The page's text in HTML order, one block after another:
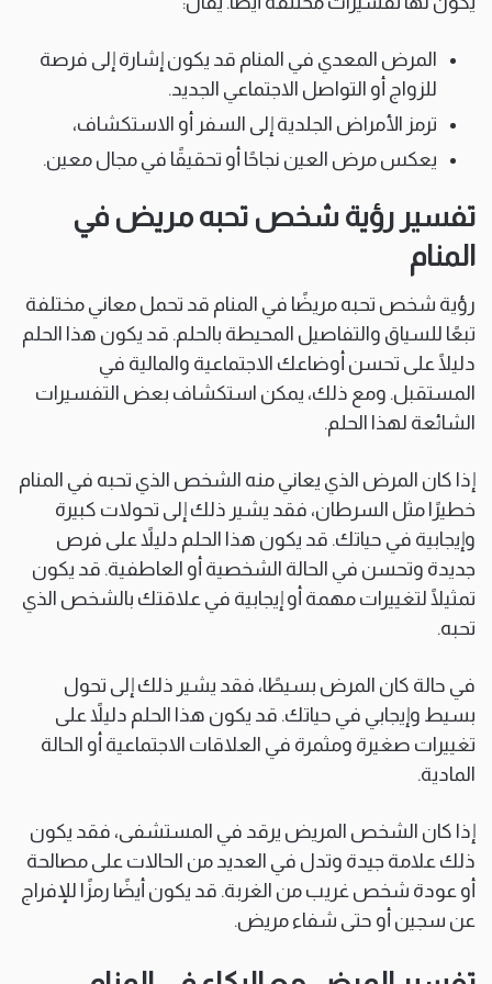
المرض المعدي في المنام قد يكون إشارة إلى فرصة
للزواج أو التواصل الاجتماعي الجديد.
ترمز الأمراض الجلدية إلى السفر أو الاستكشاف،
يعكس مرض العين نجاحًا أو تحقيقًا في مجال معين.
تفسير رؤية شخص تحبه مريض في
المنام
رؤية شخص تحبه مريضًا في المنام قد تحمل معاني مختلفة
تبعًا للسياق والتفاصيل المحيطة بالحلم. قد يكون هذا الحلم
دليلًا على تحسن أوضاعك الاجتماعية والمالية في
المستقبل. ومع ذلك، يمكن استكشاف بعض التفسيرات
الشائعة لهذا الحلم.
إذا كان المرض الذي يعاني منه الشخص الذي تحبه في المنام
خطيرًا مثل السرطان، فقد يشير ذلك إلى تحولات كبيرة
وإيجابية في حياتك. قد يكون هذا الحلم دليلاً على فرص
جديدة وتحسن في الحالة الشخصية أو العاطفية. قد يكون
تمثيلًا لتغييرات مهمة أو إيجابية في علاقتك بالشخص الذي
تحبه.
في حالة كان المرض بسيطًا، فقد يشير ذلك إلى تحول
بسيط وإيجابي في حياتك. قد يكون هذا الحلم دليلاً على
تغييرات صغيرة ومثمرة في العلاقات الاجتماعية أو الحالة
المادية.
إذا كان الشخص المريض يرقد في المستشفى، فقد يكون
ذلك علامة جيدة وتدل في العديد من الحالات على مصالحة
أو عودة شخص غريب من الغربة. قد يكون أيضًا رمزًا للإفراج
عن سجين أو حتى شفاء مريض.